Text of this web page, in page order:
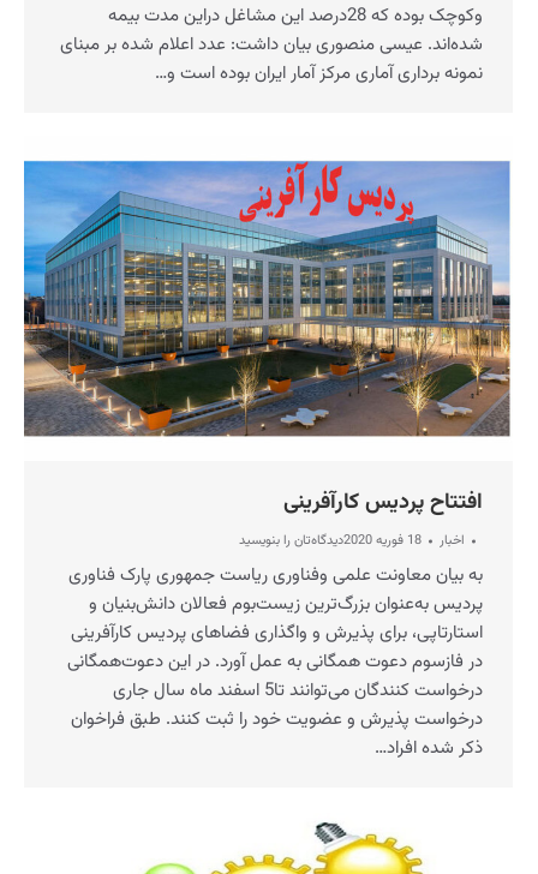
وکوچک بوده که 28درصد این مشاغل دراین مدت بیمه
شده‌اند. عیسی منصوری بیان داشت: عدد اعلام شده بر مبنای
نمونه برداری آماری مرکز آمار ایران بوده است و…
افتتاح پردیس کارآفرینی
اخبار 18 فوریه 2020 دیدگاه‌تان را بنویسید
به بیان معاونت علمی وفناوری ریاست جمهوری پارک فناوری
پردیس به‌‌عنوان بزرگ‌ترین زیست‌بوم فعالان دانش‌بنیان و
استارتاپی، برای پذیرش و واگذاری فضاهای پردیس کارآفرینی
در فازسوم دعوت همگانی به عمل آورد. در این دعوت‌همگانی
درخواست کنندگان می‌توانند تا5 اسفند ماه سال جاری
درخواست پذیرش و عضویت خود را ثبت کنند. طبق فراخوان
ذکر شده افراد…